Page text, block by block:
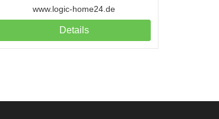
www.logic-home24.de
Details